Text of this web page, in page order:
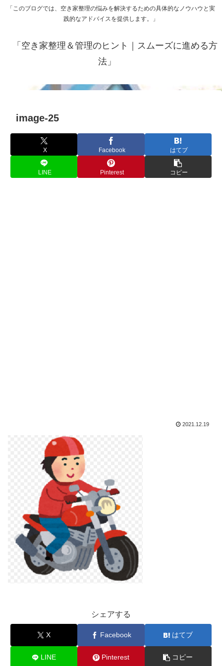
「このブログでは、空き家整理の悩みを解決するための具体的なノウハウと実
践的なアドバイスを提供します。」
「空き家整理＆管理のヒント｜スムーズに進める方
法」
image-25
X Facebook はてブ
LINE Pinterest コピー
2021.12.19
シェアする
X Facebook はてブ
LINE Pinterest コピー